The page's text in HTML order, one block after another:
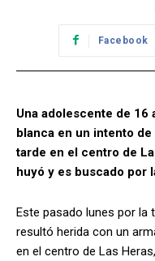
Facebook
Una adolescente de 16
blanca en un intento
tarde en el centro de
huyó y es buscado por
Este pasado lunes por la
resultó herida con un
en el centro de Las